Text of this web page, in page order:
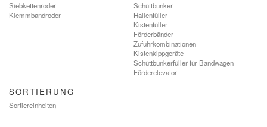
Siebkettenroder
Klemmbandroder
Schüttbunker
Hallenfüller
Kistenfüller
Förderbänder
Zufuhrkombinationen
Kistenkippgeräte
Schüttbunkerfüller für Bandwagen
Förderelevator
SORTIERUNG
Sortiereinheiten